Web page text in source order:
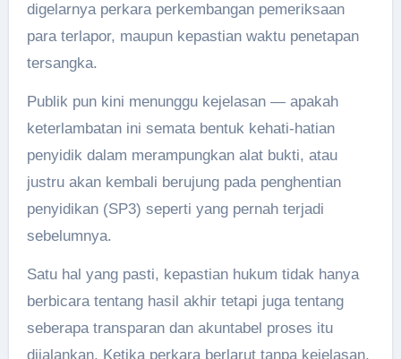
digelarnya perkara perkembangan pemeriksaan
para terlapor, maupun kepastian waktu penetapan
tersangka.
Publik pun kini menunggu kejelasan — apakah
keterlambatan ini semata bentuk kehati-hatian
penyidik dalam merampungkan alat bukti, atau
justru akan kembali berujung pada penghentian
penyidikan (SP3) seperti yang pernah terjadi
sebelumnya.
Satu hal yang pasti, kepastian hukum tidak hanya
berbicara tentang hasil akhir tetapi juga tentang
seberapa transparan dan akuntabel proses itu
dijalankan. Ketika perkara berlarut tanpa kejelasan,